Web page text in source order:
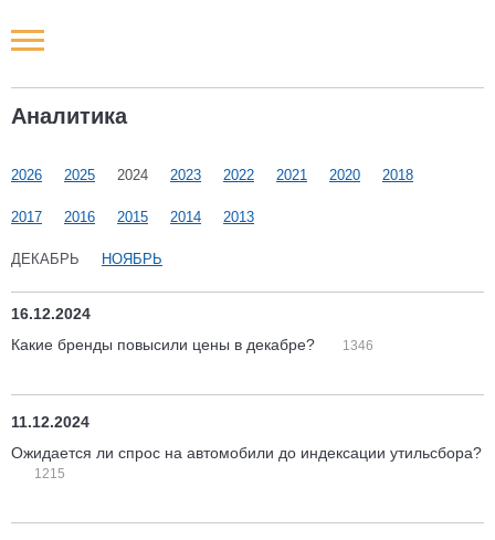
Аналитика
2026 2025 2024 2023 2022 2021 2020 2018
2017 2016 2015 2014 2013
ДЕКАБРЬ НОЯБРЬ
16.12.2024
Какие бренды повысили цены в декабре?
1346
11.12.2024
Ожидается ли спрос на автомобили до индексации утильсбора?
1215
Новости РФ
Наши мероприятия
Статьи